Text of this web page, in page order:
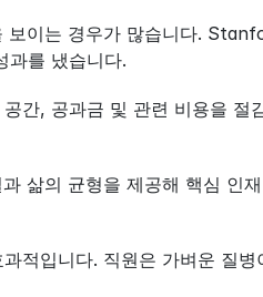
보이는 경우가 많습니다.
과를 냈습니다.
간, 공과금 및 관련 비용을
삶의 균형을 제공해 핵심 인
적입니다. 직원은 가벼운 질